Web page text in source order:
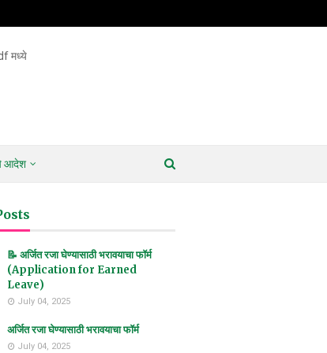
मध्ये
आदेश
📝 अर्जित रजा घेण्यासाठी भरावयाचा फॉर्म
(Application for Earned
Leave)
July 04, 2025
अर्जित रजा घेण्यासाठी भरावयाचा फॉर्म
July 04, 2025